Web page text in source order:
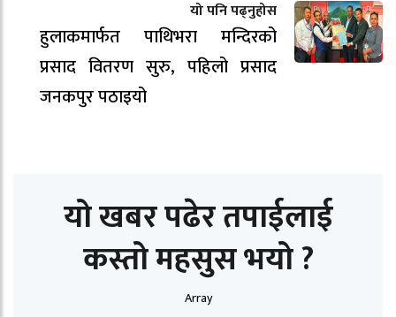
यो पनि पढ्नुहोस
हुलाकमार्फत पाथिभरा मन्दिरको
प्रसाद वितरण सुरु, पहिलो प्रसाद
जनकपुर पठाइयो
यो खबर पढेर तपाईलाई
कस्तो महसुस भयो ?
Array